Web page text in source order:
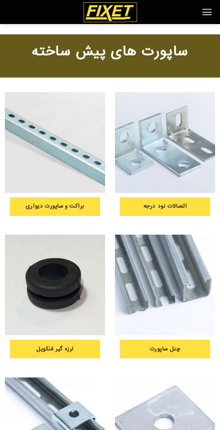
Skip
ساپورت های پیش ساخته
اتصالات نود درجه براکت و ساپورت دیواری
چنل ساپورت لرزه گیر فنکویل